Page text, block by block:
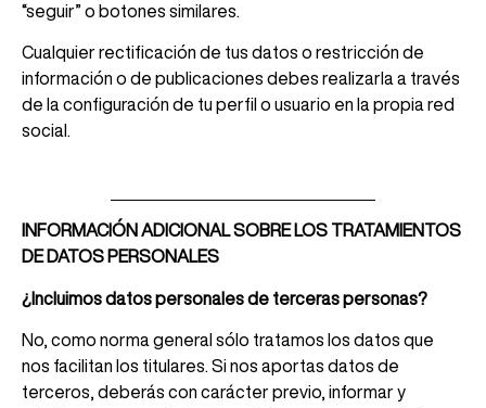
“seguir” o botones similares.
Cualquier rectificación de tus datos o restricción de
información o de publicaciones debes realizarla a través
de la configuración de tu perfil o usuario en la propia red
social.
INFORMACIÓN ADICIONAL SOBRE LOS TRATAMIENTOS
DE DATOS PERSONALES
¿Incluimos datos personales de terceras personas?
No, como norma general sólo tratamos los datos que
nos facilitan los titulares. Si nos aportas datos de
terceros, deberás con carácter previo, informar y